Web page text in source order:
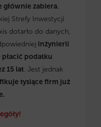
głównie zabiera.
Strefy Inwestycji
dotarło do danych,
inżynierii
płacić podatku
15 lat. Jest jednak
tysiące firm już